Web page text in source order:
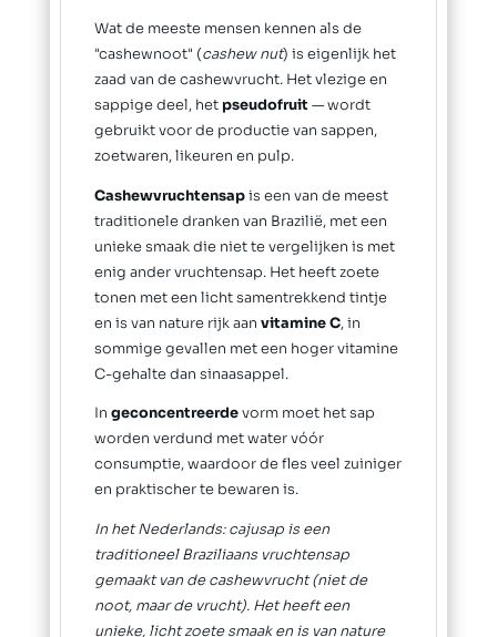
Wat de meeste mensen kennen als de
"cashewnoot" (cashew nut) is eigenlijk het
zaad van de cashewvrucht. Het vlezige en
sappige deel, het pseudofruit— wordt
gebruikt voor de productie van sappen,
zoetwaren, likeuren en pulp.
Cashewvruchtensapis een van de meest
traditionele dranken van Brazilië, met een
unieke smaak die niet te vergelijken is met
enig ander vruchtensap. Het heeft zoete
tonen met een licht samentrekkend tintje
en is van nature rijk aan vitamine C, in
sommige gevallen met een hoger vitamine
C-gehalte dan sinaasappel.
In geconcentreerdevorm moet het sap
worden verdund met water vóór
consumptie, waardoor de fles veel zuiniger
en praktischer te bewaren is.
In het Nederlands: cajusap is een
traditioneel Braziliaans vruchtensap
gemaakt van de cashewvrucht (niet de
noot, maar de vrucht). Het heeft een
unieke, licht zoete smaak en is van nature